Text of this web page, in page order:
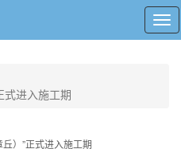
式进入施工期
）”正式进入施工期